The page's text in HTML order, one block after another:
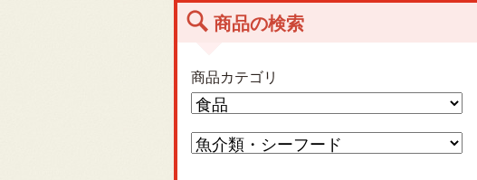
商品の検索
商品カテゴリ